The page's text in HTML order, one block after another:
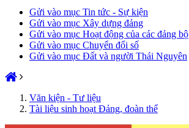
Gửi vào mục Tin tức - Sự kiện
Gửi vào mục Xây dựng đảng
Gửi vào mục Hoạt động của các đảng bộ
Gửi vào mục Chuyển đổi số
Gửi vào mục Đất và người Thái Nguyên
Văn kiện - Tư liệu
Tài liệu sinh hoạt Đảng, đoàn thể